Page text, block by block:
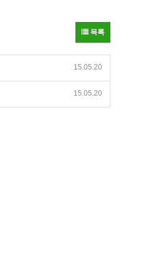
목록
15.05.20
15.05.20